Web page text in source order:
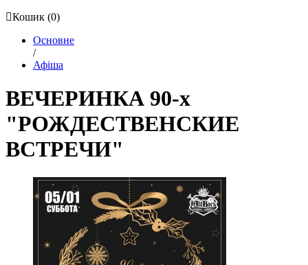
Кошик (0)
Основне
/
Афіша
ВЕЧЕРИНКА 90-х
"РОЖДЕСТВЕНСКИЕ
ВСТРЕЧИ"